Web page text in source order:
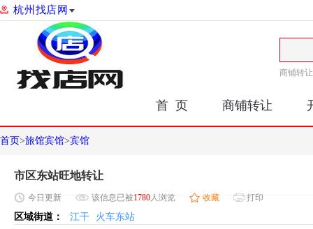
杭州找店网
商铺转让
首 页 商铺转让
首页>旅馆宾馆>宾馆
市区东站旺地转让
今日 更新 该信息已被1780人浏览 收藏 打印
区域街道： 江干
火车东站